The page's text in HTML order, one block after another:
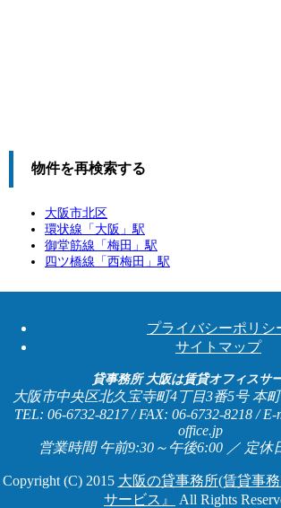
物件を再検索する
大阪市北区
環状線「 大阪 」駅
御堂筋線「梅田 」駅
四ツ橋線「西梅田 」駅
プライバシーポリシ
サイトマップ
貸事務所 大阪は賃貸オフィスサ
大阪市中央区北久宝寺町4丁目3番5号 本
TEL: 06-6732-8217 / FAX: 06-6732-8218 /
office.jp
営業時間 午前9:30～午後6:00 ／ 定休
Copyright (C) 2015 大阪の貸事務所(賃貸事
サービス』
All Rights